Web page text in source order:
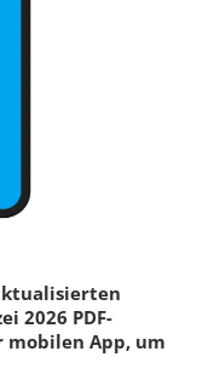
2026 PDF-
mobilen App, um